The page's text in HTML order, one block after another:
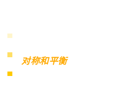
对称和平衡